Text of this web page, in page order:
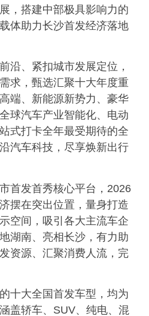
，搭建中部极具影响力的
体助力长沙首发经济落地
沿、紧扣城市发展定位，
求，甄选汇聚十大年度重
端、新能源新势力、豪华
球汽车产业智能化、电动
式打卡全年最受期待的全
汽车科技，尽享焕新出行
首发首秀核心平台，2026
摆在突出位置，量身打造
空间，吸引各大主流车企
湖南、亮相长沙，有力助
资源、汇聚消费人流，完
十大全国首发车型，均为
盖轿车、SUV、纯电、混